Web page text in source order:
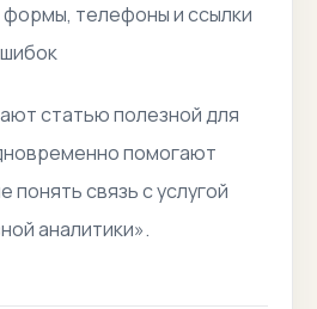
формы, телефоны и ссылки
статью полезной для
помогают
понять связь с услугой
аналитики».